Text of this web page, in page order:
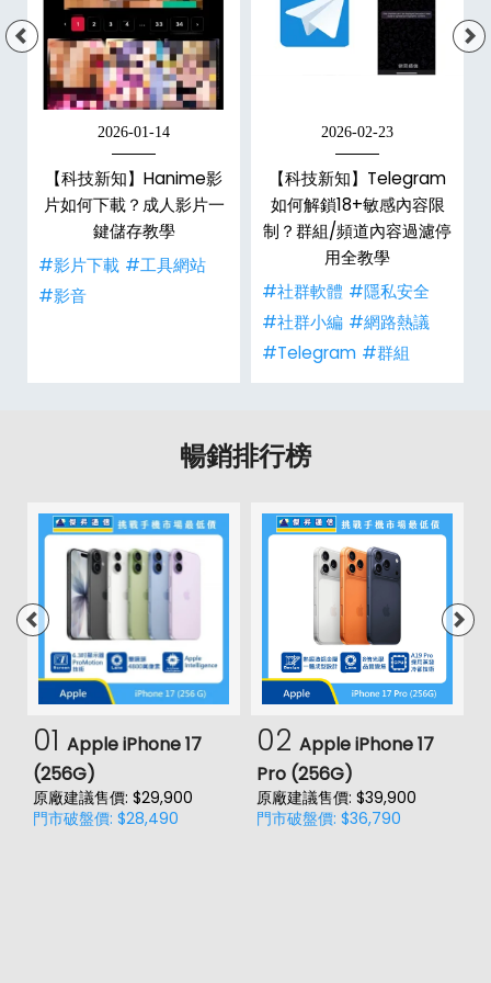
2026-01-14
【科技新知】Hanime影
片如何下載？成人影片一
鍵儲存教學
#影片下載 #工具網站
#影音
2026-02-23
【科技新知】Telegram
如何解鎖18+敏感內容限
制？群組/頻道內容過濾停
用全教學
#社群軟體 #隱私安全
#社群小編 #網路熱議
#Telegram #群組
暢銷排行榜
01 Apple iPhone 17
(256G)
原廠建議售價: $29,900
門市破盤價: $28,490
02 Apple iPhone 17
Pro (256G)
原廠建議售價: $39,900
門市破盤價: $36,790